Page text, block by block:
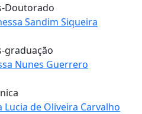
Doutorado
Sandim Siqueira
graduação
Nunes Guerrero
Lucia de Oliveira Carvalho